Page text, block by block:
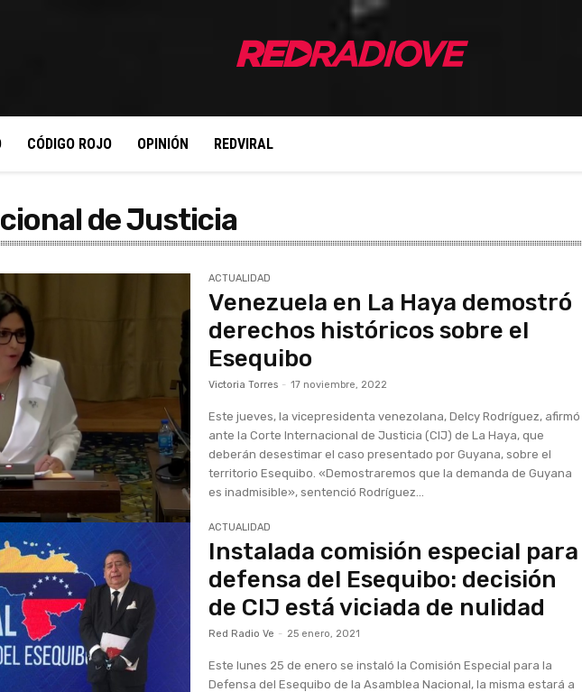
CÓDIGO ROJO OPINIÓN REDVIRAL
de Justicia
ACTUALIDAD
Venezuela en La Haya demostró
derechos históricos sobre el
Esequibo
Victoria Torres - 17 noviembre, 2022
Este jueves, la vicepresidenta venezolana, Delcy Rodríguez, afirmó
ante la Corte Internacional de Justicia (CIJ) de La Haya, que
deberán desestimar el caso presentado por Guyana, sobre el
territorio Esequibo. «Demostraremos que la demanda de Guyana
es inadmisible», sentenció Rodríguez...
ACTUALIDAD
Instalada comisión especial para
defensa del Esequibo: decisión
de CIJ está viciada de nulidad
Red Radio Ve - 25 enero, 2021
Este lunes 25 de enero se instaló la Comisión Especial para la
Defensa del Esequibo de la Asamblea Nacional, la misma estará a